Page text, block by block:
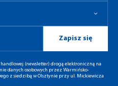
Zapisz się
(newsletter) drogą elektroniczną na
danych osobowych przez Warmińsko-
z siedzibą w Olsztynie przy ul. Mickiewicza